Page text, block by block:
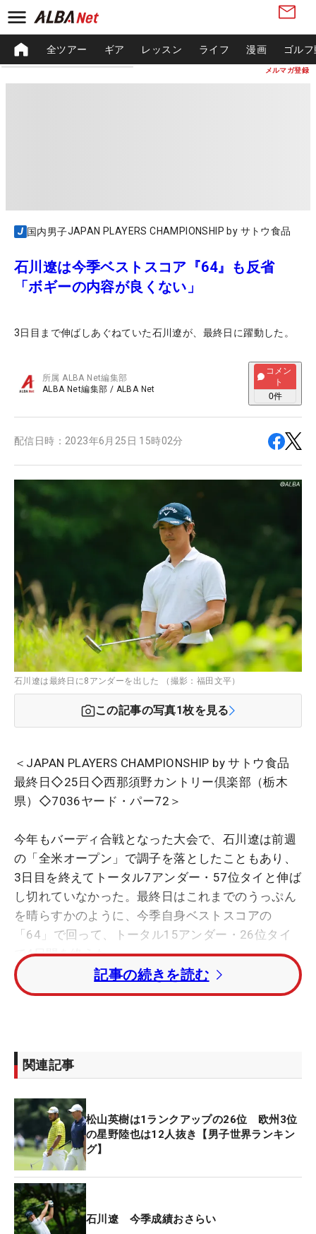
メルマガ登録
全ツアー ギア レッスン ライフ 漫画 ゴル
国内男子JAPAN PLAYERS CHAMPIONSHIP by サトウ食品
石川遼は今季ベストスコア『64』も反省
「ボギーの内容が良くない」
3日目まで伸ばしあぐねていた石川遼が、最終日に躍動した。
所属ALBA Net編集部
ALBA Net編集部 / ALBA Net
コメン
ト
0件
配信日時： 2023年6月25日 15時02分
石川遼は最終日に8アンダーを出した （撮影：福田文平）
この記事の写真1枚を見る
＜JAPAN PLAYERS CHAMPIONSHIP by サトウ食品
最終日◇25日◇西那須野カントリー倶楽部（栃木
県）◇7036ヤード・パー72＞
今年もバーディ合戦となった大会で、石川遼は前週
の「全米オープン」で調子を落としたこともあり、
3日目を終えてトータル7アンダー・57位タイと伸ば
し切れていなかった。最終日はこれまでのうっぷん
を晴らすかのように、今季自身ベストスコアの
「64」で回って、トータル15アンダー・26位タイ
で4日間を終えた。
「きょうが一番内容的には良かったですかね」。好
ロールに苦しんでいた。フェアウェイキープ率は、
初日から35.7％、42.9％、71.4％と少しずつ良くな
14ホール中13回で、92.9％を記録した。特に後半の
アウト9ホールは、フェアウェイキープ率もパーオ
ン率も100％で、6バーディの「30」と猛チャージ
をみせた。
「試合と練習を繰り返していって、ドローとフェー
ドの両方を打って精度を高めていきたいなと思いま
記事の続きを読む
関連記事
松山英樹は1ランクアップの26位 欧州3位
の星野陸也は12人抜き【男子世界ランキン
グ】
石川遼 今季成績おさらい